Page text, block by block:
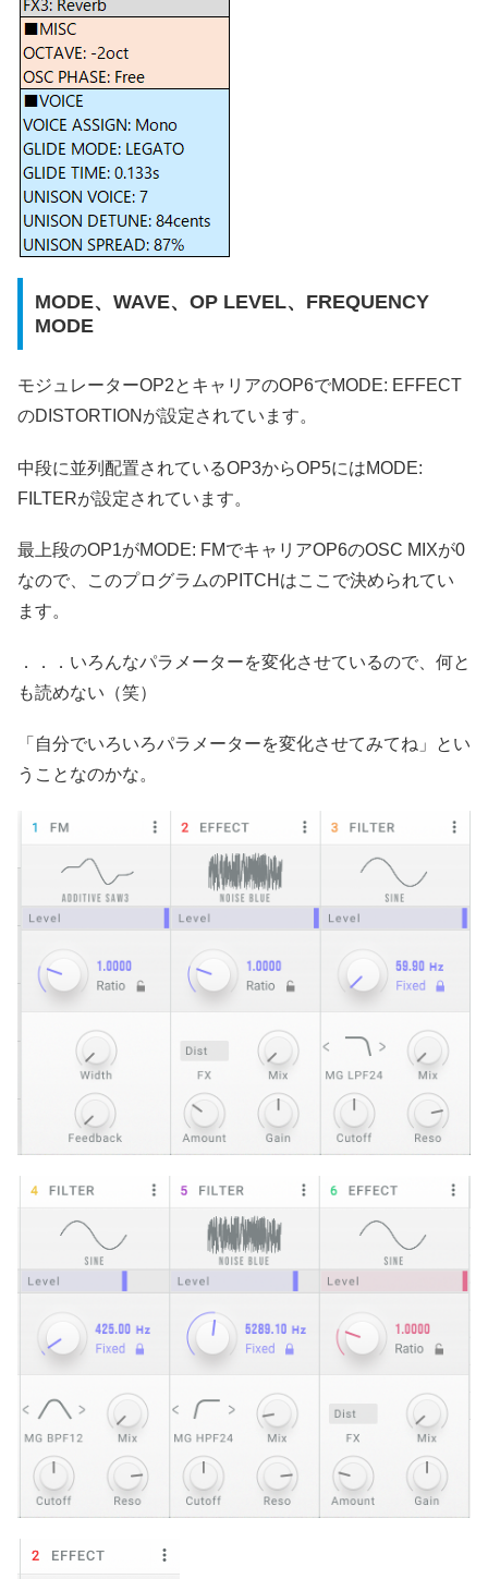
MODE、WAVE、OP LEVEL、FREQUENCY
MODE
モジュレーターOP2とキャリアのOP6でMODE: EFFECT
のDISTORTIONが設定されています。
中段に並列配置されているOP3からOP5にはMODE:
FILTERが設定されています。
最上段のOP1がMODE: FMでキャリアOP6のOSC MIXが0
なので、このプログラムのPITCHはここで決められてい
ます。
．．．いろんなパラメーターを変化させているので、何と
も読めない（笑）
「自分でいろいろパラメーターを変化させてみてね」とい
うことなのかな。